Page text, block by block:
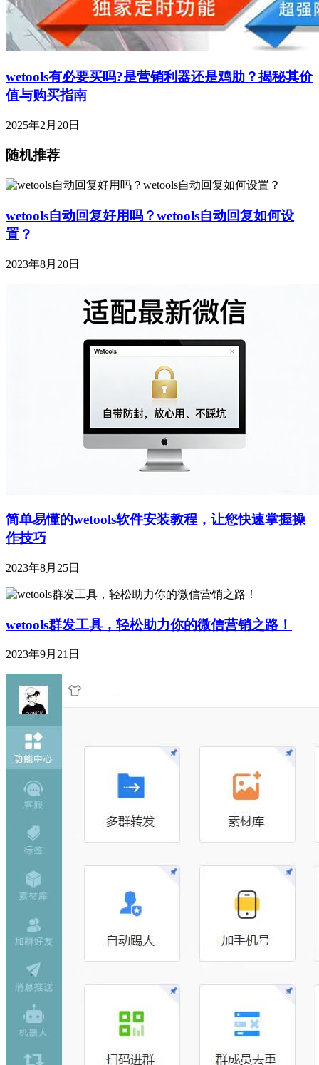
wetools有必要买吗?是营销利器还是鸡肋？揭秘其价
值与购买指南
2025年2月20日
随机推荐
wetools自动回复好用吗？wetools自动回复如何设
置？
2023年8月20日
简单易懂的wetools软件安装教程，让您快速掌握操
作技巧
2023年8月25日
wetools群发工具，轻松助力你的微信营销之路！
2023年9月21日